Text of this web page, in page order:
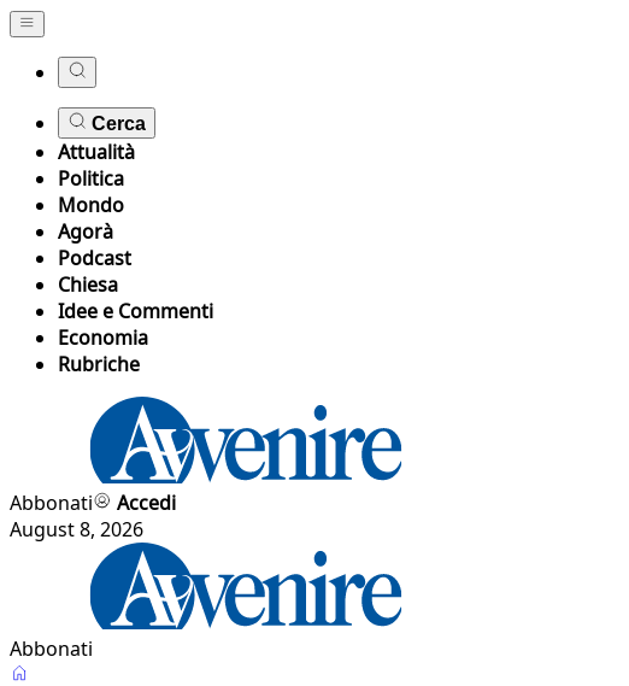
Cerca
Attualità
Politica
Mondo
Agorà
Podcast
Chiesa
Idee e Commenti
Economia
Rubriche
Abbonati
Accedi
August 8, 2026
Abbonati